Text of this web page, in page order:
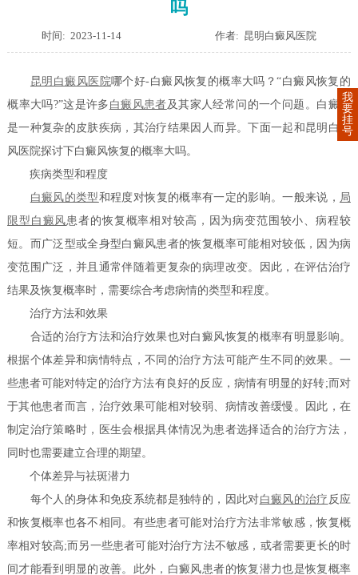
吗
时间: 2023-11-14 作者: 昆明白癜风医院
昆明白癜风医院哪个好-白癜风恢复的概率大吗？“白癜风恢复的
概率大吗?”这是许多 白癜风患者及其家人经常问的一个问题。白癜风
是一种复杂的皮肤疾病，其治疗结果因人而异。下面一起和昆明白癜
风医院探讨下白癜风恢复的概率大吗。
疾病类型和程度
白癜风的类型和程度对恢复的概率有一定的影响。一般来说， 局
限型白癜风患者的恢复概率相对较高，因为病变范围较小、病程较
短。而广泛型或全身型白癜风患者的恢复概率可能相对较低，因为病
变范围广泛，并且通常伴随着更复杂的病理改变。因此，在评估治疗
结果及恢复概率时，需要综合考虑病情的类型和程度。
治疗方法和效果
合适的治疗方法和治疗效果也对白癜风恢复的概率有明显影响。
根据个体差异和病情特点，不同的治疗方法可能产生不同的效果。一
些患者可能对特定的治疗方法有良好的反应，病情有明显的好转;而对
于其他患者而言，治疗效果可能相对较弱、病情改善缓慢。因此，在
制定治疗策略时，医生会根据具体情况为患者选择适合的治疗方法，
同时也需要建立合理的期望。
个体差异与祛斑潜力
每个人的身体和免疫系统都是独特的，因此对白癜风的治疗 反应
和恢复概率也各不相同。有些患者可能对治疗方法非常敏感，恢复概
率相对较高;而另一些患者可能对治疗方法不敏感，或者需要更长的时
间才能看到明显的改善。此外，白癜风患者的恢复潜力也是恢复概率
我
要
挂
号